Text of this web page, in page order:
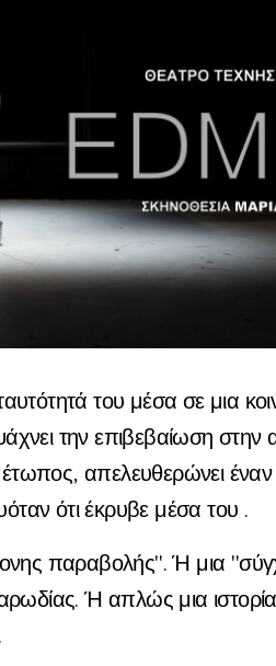
του μέσα σε μια
την επιβεβαίωση
απελευθερώνει
ότι έκρυβε μέσα του .
παραβολής". Ή μια
Ή απλώς μια